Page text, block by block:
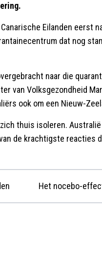
Eilanden eerst
dat nog
naar die
van Volksgezondheid
ook om een Nieuw-
thuis isoleren.
de krachtigste reacties
Het nocebo-